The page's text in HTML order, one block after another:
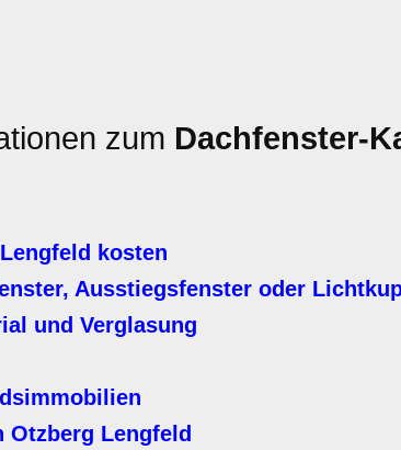
zum Dachfenster-
kosten
Ausstiegsfenster oder
und Verglasung
Lengfeld